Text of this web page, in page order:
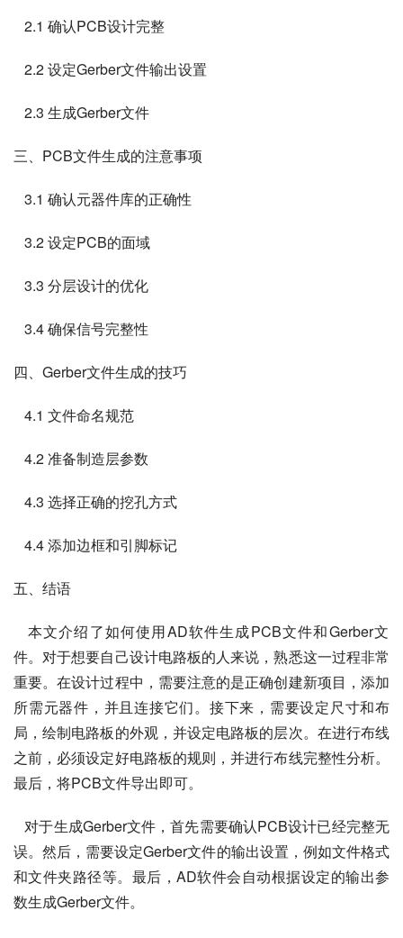
   2.1 确认PCB设计完整
   2.2 设定Gerber文件输出设置
   2.3 生成Gerber文件
三、PCB文件生成的注意事项
   3.1 确认元器件库的正确性
   3.2 设定PCB的面域
   3.3 分层设计的优化
   3.4 确保信号完整性
四、Gerber文件生成的技巧
   4.1 文件命名规范
   4.2 准备制造层参数
   4.3 选择正确的挖孔方式
   4.4 添加边框和引脚标记
五、结语
件。对于想要自己设计电路板的人来说，熟悉这一过程非常
重要。在设计过程中，需要注意的是正确创建新项目，添加
所需元器件，并且连接它们。接下来，需要设定尺寸和布
局，绘制电路板的外观，并设定电路板的层次。在进行布线
之前，必须设定好电路板的规则，并进行布线完整性分析。
最后，将PCB文件导出即可。
   对于生成Gerber文件，首先需要确认PCB设计已经完整无
误。然后，需要设定Gerber文件的输出设置，例如文件格式
和文件夹路径等。最后，AD软件会自动根据设定的输出参
数生成Gerber文件。